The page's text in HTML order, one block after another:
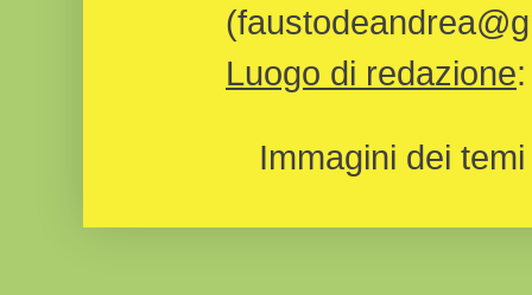
Luogo di redazione
Immagini dei